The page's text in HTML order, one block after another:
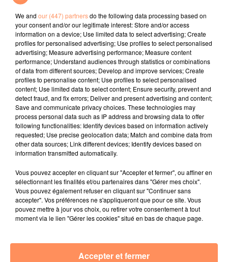
l'horoscope
Bélier Taureau Gémeaux
Vierge
We and our (447) partnersdo the following data processing based on
your consent and/or our legitimate interest: Store and/or access
information on a device; Use limited data to select advertising; Create
profiles for personalised advertising; Use profiles to select personalised
advertising; Measure advertising performance; Measure content
performance; Understand audiences through statistics or combinations
of data from different sources; Develop and improve services; Create
profiles to personalise content; Use profiles to select personalised
content; Use limited data to select content; Ensure security, prevent and
detect fraud, and fix errors; Deliver and present advertising and content;
Save and communicate privacy choices. These technologies may
process personal data such as IP address and browsing data to offer
following functionalities: Identify devices based on information actively
requested; Use precise geolocation data; Match and combine data from
other data sources; Link different devices; Identify devices based on
information transmitted automatically.
Vous pouvez accepter en cliquant sur "Accepter et fermer", ou affiner en
sélectionnant les finalités et/ou partenaires dans "Gérer mes choix".
Vous pouvez également refuser en cliquant sur "Continuer sans
accepter". Vos préférences ne s'appliqueront que pour ce site. Vous
pouvez mettre à jour vos choix, ou retirer votre consentement à tout
moment via le lien "Gérer les cookies" situé en bas de chaque page.
Accepter et fermer